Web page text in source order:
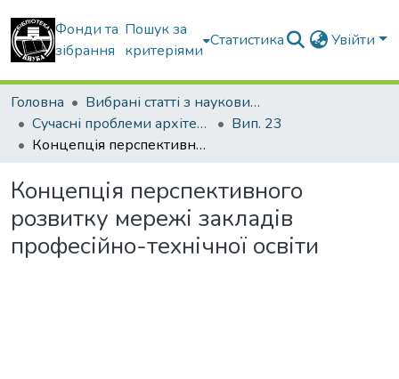
Фонди та
зібрання
Пошук за
критеріями
Статистика Увійти
Головна
Вибрані статті з наукових збірників КНУБА
Сучасні проблеми архітектури та містобудування
Вип. 23
Концепція перспективного розвитку мережі закладів професійно-технічної освіти
Концепція перспективного
розвитку мережі закладів
професійно-технічної освіти